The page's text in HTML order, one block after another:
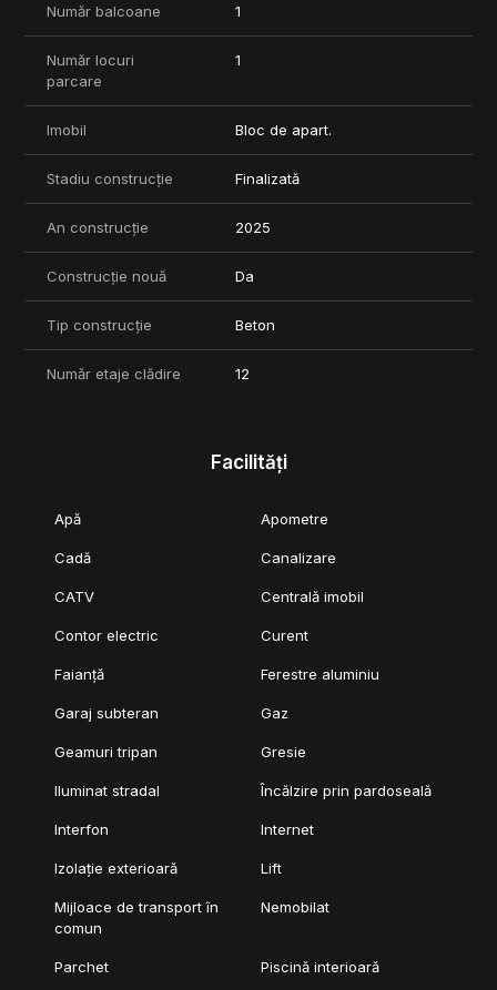
Număr balcoane 1
Număr locuri
parcare
1
Imobil Bloc de apart.
Stadiu construcție Finalizată
An construcție 2025
Construcție nouă Da
Tip construcție Beton
Număr etaje clădire 12
Facilități
Apă Apometre
Cadă Canalizare
CATV Centrală imobil
Contor electric Curent
Faianță Ferestre aluminiu
Garaj subteran Gaz
Geamuri tripan Gresie
Iluminat stradal Încălzire prin pardoseală
Interfon Internet
Izolație exterioară Lift
Mijloace de transport în
comun
Nemobilat
Parchet Piscină interioară